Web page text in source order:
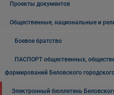
Проекты документов
Общественные, национальные и
Боевое братство
ПАСПОРТ общественных,
формирований Беловского
Электронный бюллетень